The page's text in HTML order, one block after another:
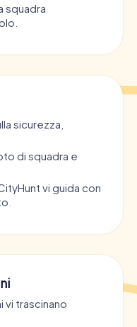
squadra
sicurezza,
di squadra e
vi guida con
vi trascinano